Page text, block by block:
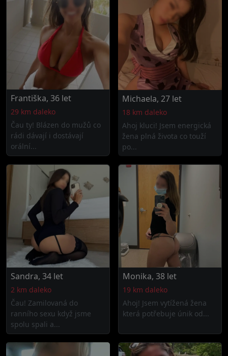
Františka, 36 let
29 km daleko
Čau ty! Blázen do mužů co
rádi dávají i dostávají
orální...
Michaela, 27 let
18 km daleko
Ahoj kluci! Jsem energická
žena plná života co touží
po...
Sandra, 34 let
2 km daleko
Čau! Zamilovaná do
ranního sexu když jsme
spolu spali a...
Monika, 38 let
19 km daleko
Ahoj! Jsem vytížená žena
která potřebuje únik od...